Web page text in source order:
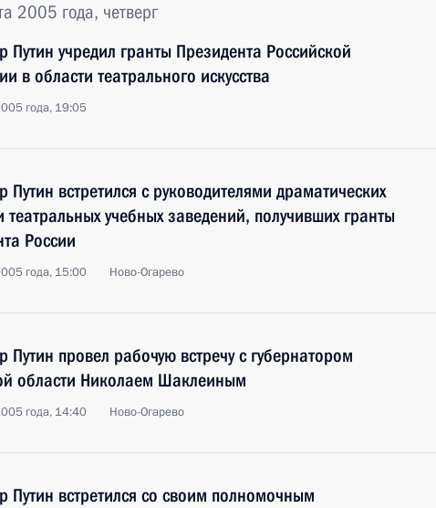
2005 года, четверг
Путин учредил гранты Президента Российской
в области театрального искусства
года, 19:05
Путин встретился с руководителями драматических
театральных учебных заведений, получивших гранты
России
года, 15:00 Ново-Огарево
Путин провел рабочую встречу с губернатором
области Николаем Шаклеиным
года, 14:40 Ново-Огарево
Путин встретился со своим полномочным